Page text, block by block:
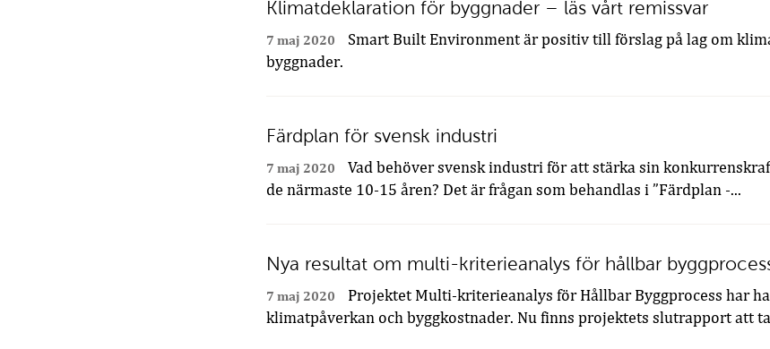
Klimatdeklaration för byggnader – läs vårt remissvar
7 maj 2020
Smart Built Environment är positiv till förslag på lag om
byggnader.
Färdplan för svensk industri
7 maj 2020
Vad behöver svensk industri för att stärka sin
de närmaste 10-15 åren? Det är frågan som behandlas i ”Färdplan -...
Nya resultat om multi-kriterieanalys för hållbar
7 maj 2020
Projektet Multi-kriterieanalys för Hållbar Byggprocess har
klimatpåverkan och byggkostnader. Nu finns projektets slutrapport att